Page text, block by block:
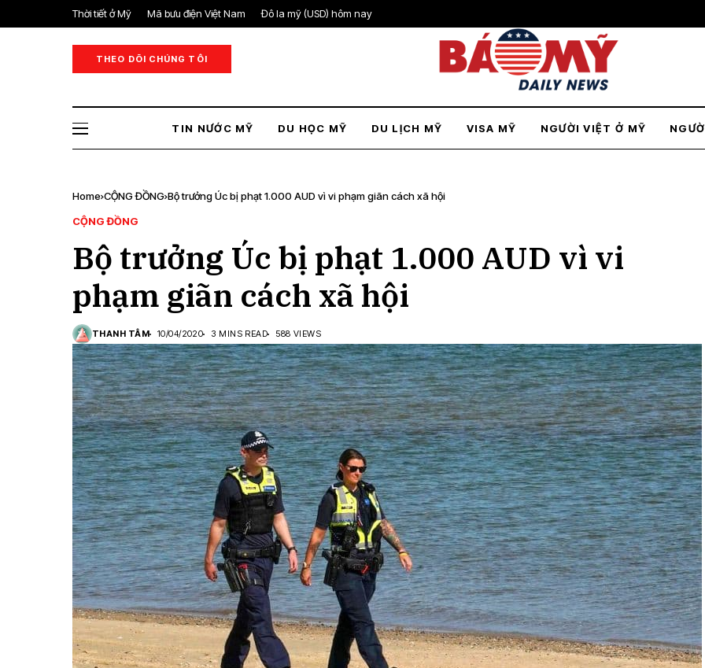
Thời tiết ở Mỹ Mã bưu điện Việt Nam Đô la mỹ (USD) hôm nay
THEO DÕI CHÚNG TÔI
TIN NƯỚC MỸ DU HỌC MỸ DU LỊCH MỸ VISA MỸ NGƯỜI VIỆT Ở MỸ
Home CỘNG ĐỒNG Bộ trưởng Úc bị phạt 1.000 AUD vì vi phạm giãn cách xã hội
CỘNG ĐỒNG
Bộ trưởng Úc bị phạt 1.000 AUD vì vi
phạm giãn cách xã hội
THANH TÂM 10/04/2020 3 MINS READ 588 VIEWS